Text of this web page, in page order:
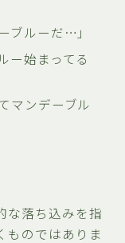
ブルーだ…」
ー始まってる
マンデーブル
な落ち込みを指
ものではありま